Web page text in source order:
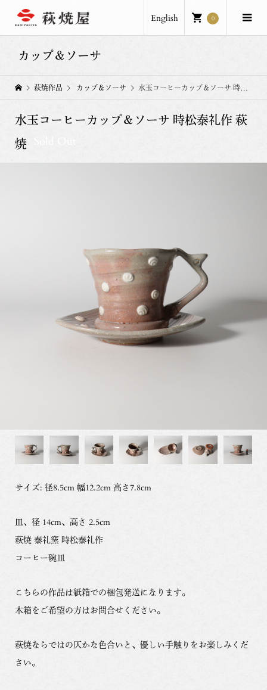
English 0
カップ＆ソーサ
萩焼作品 カップ＆ソーサ 水玉コーヒーカップ＆ソーサ 時松泰礼作 萩焼
水玉コーヒーカップ＆ソーサ 時松泰礼作 萩
焼
サイズ: 径8.5cm 幅12.2cm 高さ7.8cm
皿、径 14cm、高さ 2.5cm
萩焼 泰礼窯 時松泰礼作
コーヒー碗皿
こちらの作品は紙箱での梱包発送になります。
木箱をご希望の方はお問合せください。
萩焼ならではの仄かな色合いと、優しい手触りをお楽しみくだ
さい。